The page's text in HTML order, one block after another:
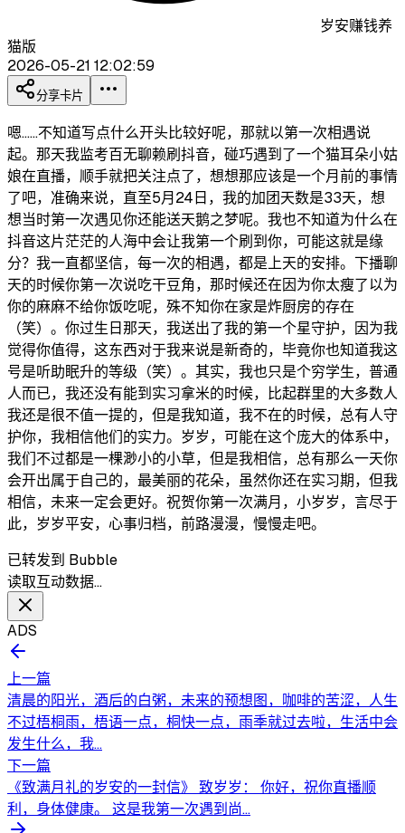
岁安赚钱养
猫版
2026-05-21 12:02:59
分享卡片
嗯……不知道写点什么开头比较好呢，那就以第一次相遇说
起。那天我监考百无聊赖刷抖音，碰巧遇到了一个猫耳朵小姑
娘在直播，顺手就把关注点了，想想那应该是一个月前的事情
了吧，准确来说，直至5月24日，我的加团天数是33天，想
想当时第一次遇见你还能送天鹅之梦呢。我也不知道为什么在
抖音这片茫茫的人海中会让我第一个刷到你，可能这就是缘
分？我一直都坚信，每一次的相遇，都是上天的安排。下播聊
天的时候你第一次说吃干豆角，那时候还在因为你太瘦了以为
你的麻麻不给你饭吃呢，殊不知你在家是炸厨房的存在
（笑）。你过生日那天，我送出了我的第一个星守护，因为我
觉得你值得，这东西对于我来说是新奇的，毕竟你也知道我这
号是听助眠升的等级（笑）。其实，我也只是个穷学生，普通
人而已，我还没有能到实习拿米的时候，比起群里的大多数人
我还是很不值一提的，但是我知道，我不在的时候，总有人守
护你，我相信他们的实力。岁岁，可能在这个庞大的体系中，
我们不过都是一棵渺小的小草，但是我相信，总有那么一天你
会开出属于自己的，最美丽的花朵，虽然你还在实习期，但我
相信，未来一定会更好。祝贺你第一次满月，小岁岁，言尽于
此，岁岁平安，心事归档，前路漫漫，慢慢走吧。
已转发到 Bubble
读取互动数据…
ADS
上一篇
清晨的阳光，酒后的白粥，未来的预想图，咖啡的苦涩，人生
不过梧桐雨，梧语一点，桐快一点，雨季就过去啦，生活中会
发生什么，我...
下一篇
《致满月礼的岁安的一封信》 致岁岁： 你好，祝你直播顺
利，身体健康。 这是我第一次遇到尚...